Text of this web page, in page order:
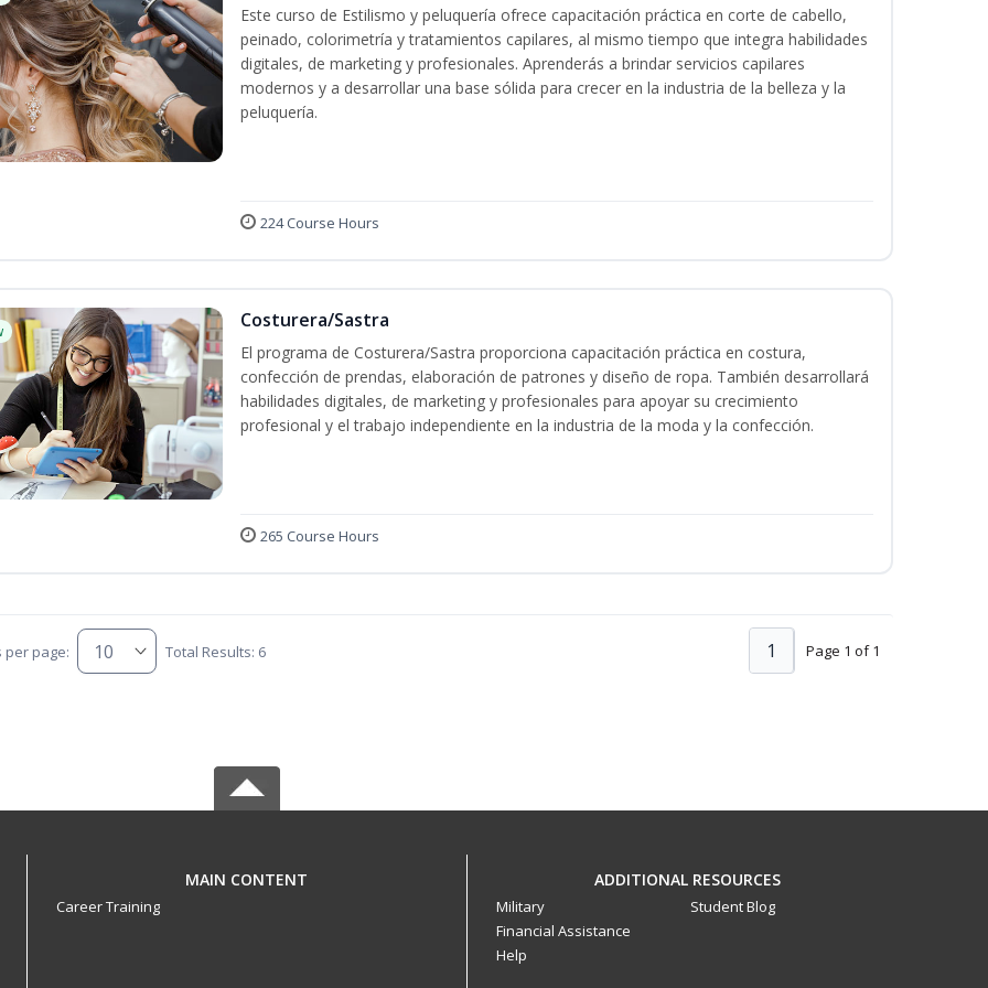
Este curso de Estilismo y peluquería ofrece capacitación práctica en corte de cabello,
peinado, colorimetría y tratamientos capilares, al mismo tiempo que integra habilidades
digitales, de marketing y profesionales. Aprenderás a brindar servicios capilares
modernos y a desarrollar una base sólida para crecer en la industria de la belleza y la
peluquería.
224 Course Hours
Costurera/Sastra
El programa de Costurera/Sastra proporciona capacitación práctica en costura,
confección de prendas, elaboración de patrones y diseño de ropa. También desarrollará
habilidades digitales, de marketing y profesionales para apoyar su crecimiento
profesional y el trabajo independiente en la industria de la moda y la confección.
265 Course Hours
per page: Total Results: 6 Page 1 of 1
1
MAIN CONTENT
Career Training
ADDITIONAL RESOURCES
Military
Financial Assistance
Help
Student Blog